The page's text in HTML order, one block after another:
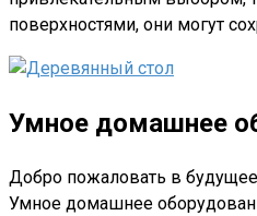
поверхностями, они могут
Умное домашнее
Добро пожаловать в
Умное домашнее